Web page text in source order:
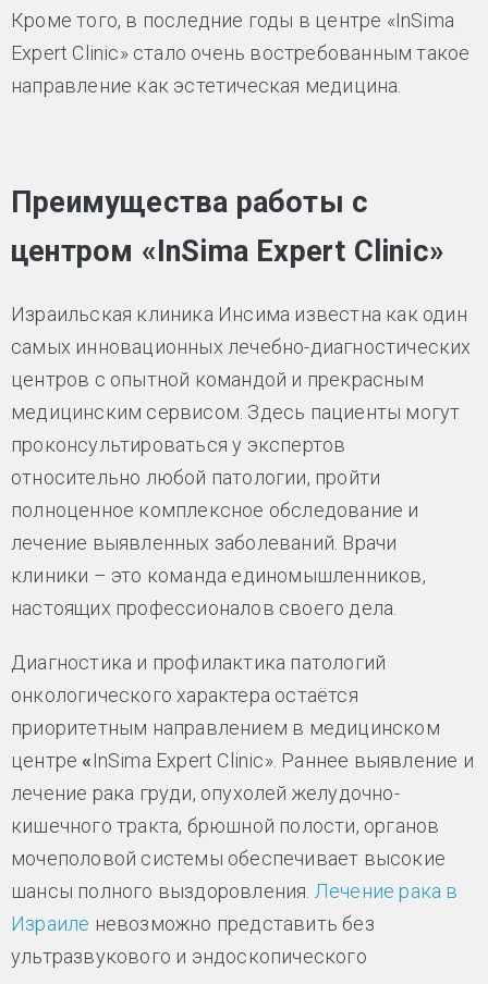
Кроме того, в последние годы в центре «InSima
Expert Clinic» стало очень востребованным такое
направление как эстетическая медицина.
Преимущества работы с
центром «InSima Expert Clinic»
Израильская клиника Инсима известна как один
самых инновационных лечебно-диагностических
центров с опытной командой и прекрасным
медицинским сервисом. Здесь пациенты могут
проконсультироваться у экспертов
относительно любой патологии, пройти
полноценное комплексное обследование и
лечение выявленных заболеваний. Врачи
клиники – это команда единомышленников,
настоящих профессионалов своего дела.
Диагностика и профилактика патологий
онкологического характера остаётся
приоритетным направлением в медицинском
центре«InSima Expert Clinic». Раннее выявление и
лечение рака груди, опухолей желудочно-
кишечного тракта, брюшной полости, органов
мочеполовой системы обеспечивает высокие
шансы полного выздоровления. Лечение рака в
Израиле невозможно представить без
ультразвукового и эндоскопического